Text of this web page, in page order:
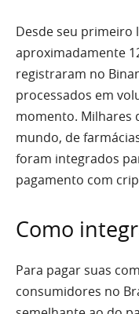
Desde seu primeiro
aproximadamente
registraram no
processados em
momento. Milhares
mundo, de
foram integrados
pagamento com
Como
Para pagar suas
consumidores no